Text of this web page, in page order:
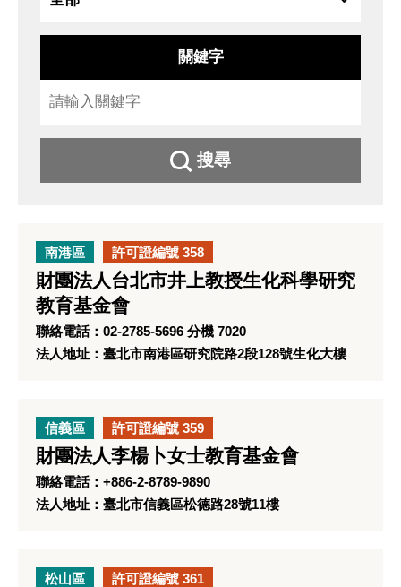
關鍵字
搜尋
南港區 許可證編號 358
財團法人台北市井上教授生化科學研究
教育基金會
聯絡電話：02-2785-5696 分機 7020
法人地址：臺北市南港區研究院路2段128號生化大樓
信義區 許可證編號 359
財團法人李楊卜女士教育基金會
聯絡電話：+886-2-8789-9890
法人地址：臺北市信義區松德路28號11樓
松山區 許可證編號 361